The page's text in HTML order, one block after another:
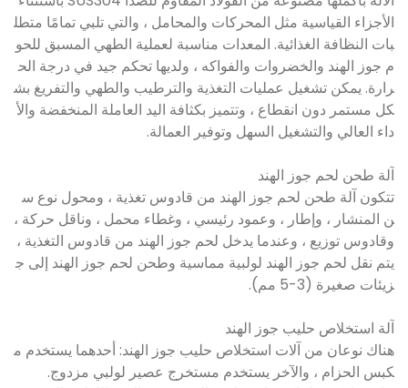
الأجزاء القياسية مثل المحركات والمحامل ، والتي تلبي تمامًا متطل
بات النظافة الغذائية. المعدات مناسبة لعملية الطهي المسبق للحو
م جوز الهند والخضروات والفواكه ، ولديها تحكم جيد في درجة الح
رارة. يمكن تشغيل عمليات التغذية والترطيب والطهي والتفريغ بش
كل مستمر دون انقطاع ، وتتميز بكثافة اليد العاملة المنخفضة والأ
داء العالي والتشغيل السهل وتوفير العمالة.
آلة طحن لحم جوز الهند
تتكون آلة طحن لحم جوز الهند من قادوس تغذية ، ومحول نوع س
ن المنشار ، وإطار ، وعمود رئيسي ، وغطاء محمل ، وناقل حركة ،
وقادوس توزيع ، وعندما يدخل لحم جوز الهند من قادوس التغذية ،
يتم نقل لحم جوز الهند لولبية مماسية وطحن لحم جوز الهند إلى ج
زيئات صغيرة (3-5 مم).
آلة استخلاص حليب جوز الهند
هناك نوعان من آلات استخلاص حليب جوز الهند: أحدهما يستخدم م
كبس الحزام ، والآخر يستخدم مستخرج عصير لولبي مزدوج.